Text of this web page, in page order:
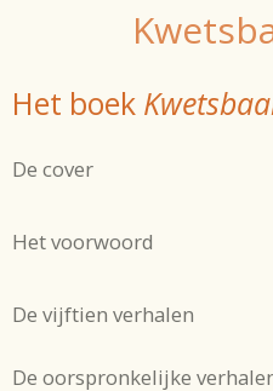
de
Het boek
De cover
Het voorwoord
De vijftien verhalen
De oorspronkelijke